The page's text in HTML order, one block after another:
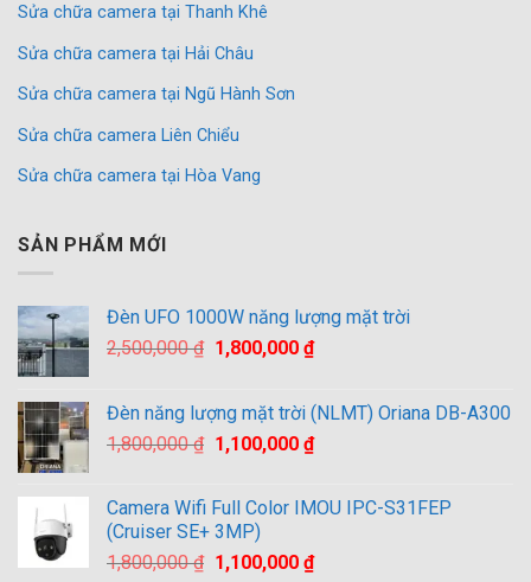
Sửa chữa camera tại Thanh Khê
Sửa chữa camera tại Hải Châu
Sửa chữa camera tại Ngũ Hành Sơn
Sửa chữa camera Liên Chiểu
Sửa chữa camera tại Hòa Vang
SẢN PHẨM MỚI
Đèn UFO 1000W năng lượng mặt trời
2,500,000₫ Giá
2,500,000 ₫.
1,800,000 ₫Giá
là:
1,800,000 ₫.
Đèn năng lượng mặt trời (NLMT) Oriana DB-A300
1,800,000₫ Giá
1,800,000 ₫.
1,100,000 ₫Giá
là:
Camera Wifi Full Color IMOU IPC-S31FEP
(Cruiser SE+ 3MP)
1,800,000₫ Giá
1,100,000 ₫Giá